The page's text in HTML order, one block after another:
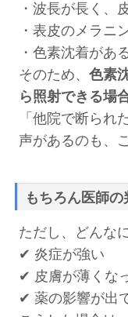
・波長が長く、
・表皮のメラニ
・色素沈着があ
そのため、 色素
ら照射できる場
「他院で断られ
声があるのも、
もちろん医師
ただし、どんな
✔ 炎症が強い
✔ 皮膚が薄くな
✔ 薬の影響が出